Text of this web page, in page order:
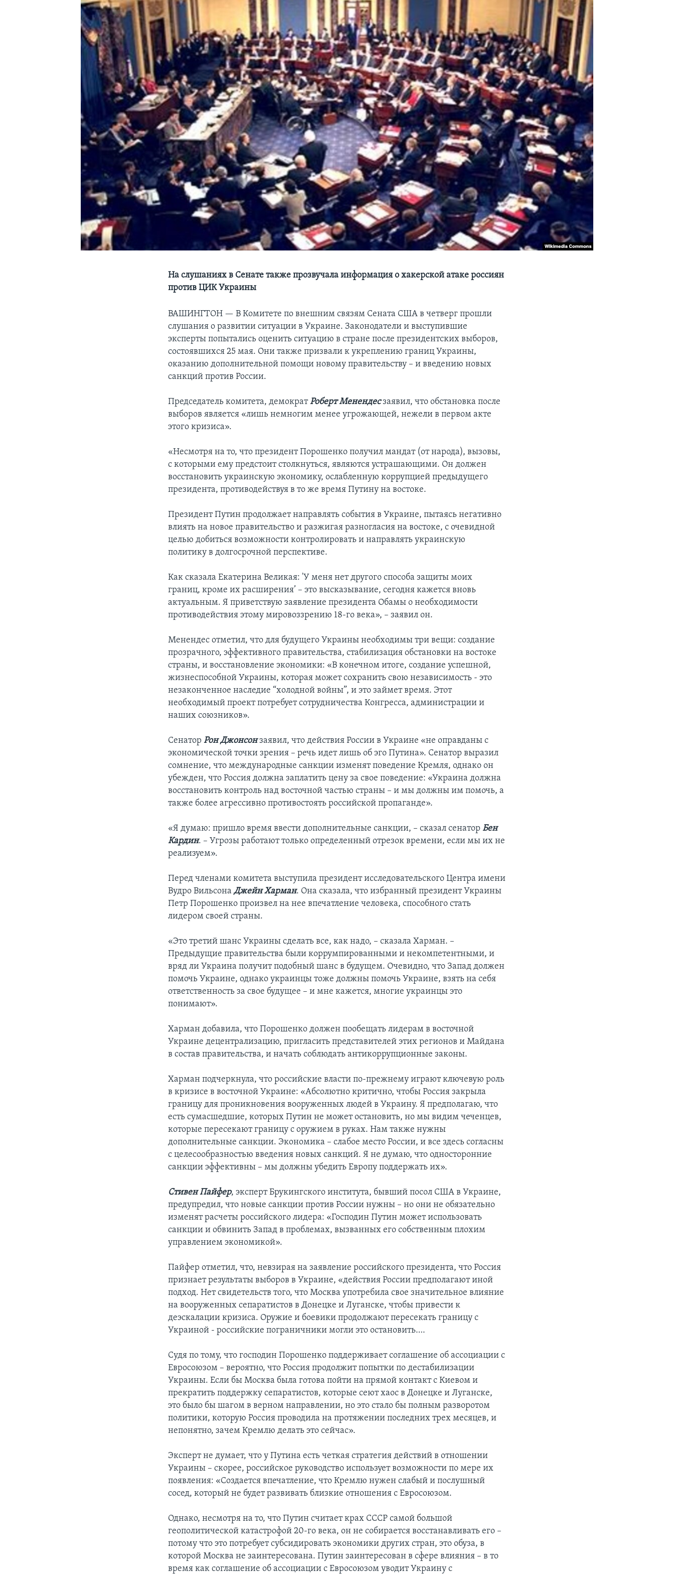
На слушаниях в Сенате также прозвучала информация о хакерской атаке россиян
против ЦИК Украины
ВАШИНГТОН —В Комитете по внешним связям Сената США в четверг прошли
слушания о развитии ситуации в Украине. Законодатели и выступившие
эксперты попытались оценить ситуацию в стране после президентских выборов,
состоявшихся 25 мая. Они также призвали к укреплению границ Украины,
оказанию дополнительной помощи новому правительству – и введению новых
санкций против России.
Председатель комитета, демократ Роберт Менендесзаявил, что обстановка после
выборов является «лишь немногим менее угрожающей, нежели в первом акте
этого кризиса».
«Несмотря на то, что президент Порошенко получил мандат (от народа), вызовы,
с которыми ему предстоит столкнуться, являются устрашающими. Он должен
восстановить украинскую экономику, ослабленную коррупцией предыдущего
президента, противодействуя в то же время Путину на востоке.
Президент Путин продолжает направлять события в Украине, пытаясь негативно
влиять на новое правительство и разжигая разногласия на востоке, с очевидной
целью добиться возможности контролировать и направлять украинскую
политику в долгосрочной перспективе.
Как сказала Екатерина Великая: 'У меня нет другого способа защиты моих
границ, кроме их расширения’ – это высказывание, сегодня кажется вновь
актуальным. Я приветствую заявление президента Обамы о необходимости
противодействия этому мировоззрению 18-го века», – заявил он.
Менендес отметил, что для будущего Украины необходимы три вещи: создание
прозрачного, эффективного правительства, стабилизация обстановки на востоке
страны, и восстановление экономики: «В конечном итоге, создание успешной,
жизнеспособной Украины, которая может сохранить свою независимость - это
незаконченное наследие “холодной войны”, и это займет время. Этот
необходимый проект потребует сотрудничества Конгресса, администрации и
наших союзников».
Сенатор Рон Джонсонзаявил, что действия России в Украине «не оправданы с
экономической точки зрения – речь идет лишь об эго Путина». Сенатор выразил
сомнение, что международные санкции изменят поведение Кремля, однако он
убежден, что Россия должна заплатить цену за свое поведение: «Украина должна
восстановить контроль над восточной частью страны – и мы должны им помочь, а
также более агрессивно противостоять российской пропаганде».
«Я думаю: пришло время ввести дополнительные санкции, – сказал сенаторБен
Кардин. – Угрозы работают только определенный отрезок времени, если мы их не
реализуем».
Перед членами комитета выступила президент исследовательского Центра имени
Вудро ВильсонаДжейн Харман. Она сказала, что избранный президент Украины
Петр Порошенко произвел на нее впечатление человека, способного стать
лидером своей страны.
«Это третий шанс Украины сделать все, как надо, – сказала Харман. –
Предыдущие правительства были коррумпированными и некомпетентными, и
вряд ли Украина получит подобный шанс в будущем. Очевидно, что Запад должен
помочь Украине, однако украинцы тоже должны помочь Украине, взять на себя
ответственность за свое будущее – и мне кажется, многие украинцы это
понимают».
Харман добавила, что Порошенко должен пообещать лидерам в восточной
Украине децентрализацию, пригласить представителей этих регионов и Майдана
в состав правительства, и начать соблюдать антикоррупционные законы.
Харман подчеркнула, что российские власти по-прежнему играют ключевую роль
в кризисе в восточной Украине: «Абсолютно критично, чтобы Россия закрыла
границу для проникновения вооруженных людей в Украину. Я предполагаю, что
есть сумасшедшие, которых Путин не может остановить, но мы видим чеченцев,
которые пересекают границу с оружием в руках. Нам также нужны
дополнительные санкции. Экономика – слабое место России, и все здесь согласны
с целесообразностью введения новых санкций. Я не думаю, что односторонние
санкции эффективны – мы должны убедить Европу поддержать их».
Стивен Пайфер, эксперт Брукингского института, бывший посол США в Украине,
предупредил, что новые санкции против России нужны – но они не обязательно
изменят расчеты российского лидера: «Господин Путин может использовать
санкции и обвинить Запад в проблемах, вызванных его собственным плохим
управлением экономикой».
Пайфер отметил, что, невзирая на заявление российского президента, что Россия
признает результаты выборов в Украине, «действия России предполагают иной
подход. Нет свидетельств того, что Москва употребила свое значительное влияние
на вооруженных сепаратистов в Донецке и Луганске, чтобы привести к
деэскалации кризиса. Оружие и боевики продолжают пересекать границу с
Украиной - российские пограничники могли это остановить….
Судя по тому, что господин Порошенко поддерживает соглашение об ассоциации с
Евросоюзом – вероятно, что Россия продолжит попытки по дестабилизации
Украины. Если бы Москва была готова пойти на прямой контакт с Киевом и
прекратить поддержку сепаратистов, которые сеют хаос в Донецке и Луганске,
это было бы шагом в верном направлении, но это стало бы полным разворотом
политики, которую Россия проводила на протяжении последних трех месяцев, и
непонятно, зачем Кремлю делать это сейчас».
Эксперт не думает, что у Путина есть четкая стратегия действий в отношении
Украины – скорее, российское руководство использует возможности по мере их
появления: «Создается впечатление, что Кремлю нужен слабый и послушный
сосед, который не будет развивать близкие отношения с Евросоюзом.
Однако, несмотря на то, что Путин считает крах СССР самой большой
геополитической катастрофой 20-го века, он не собирается восстанавливать его –
потому что это потребует субсидировать экономики других стран, это обуза, в
которой Москва не заинтересована. Путин заинтересован в сфере влияния – в то
время как соглашение об ассоциации с Евросоюзом уводит Украину с